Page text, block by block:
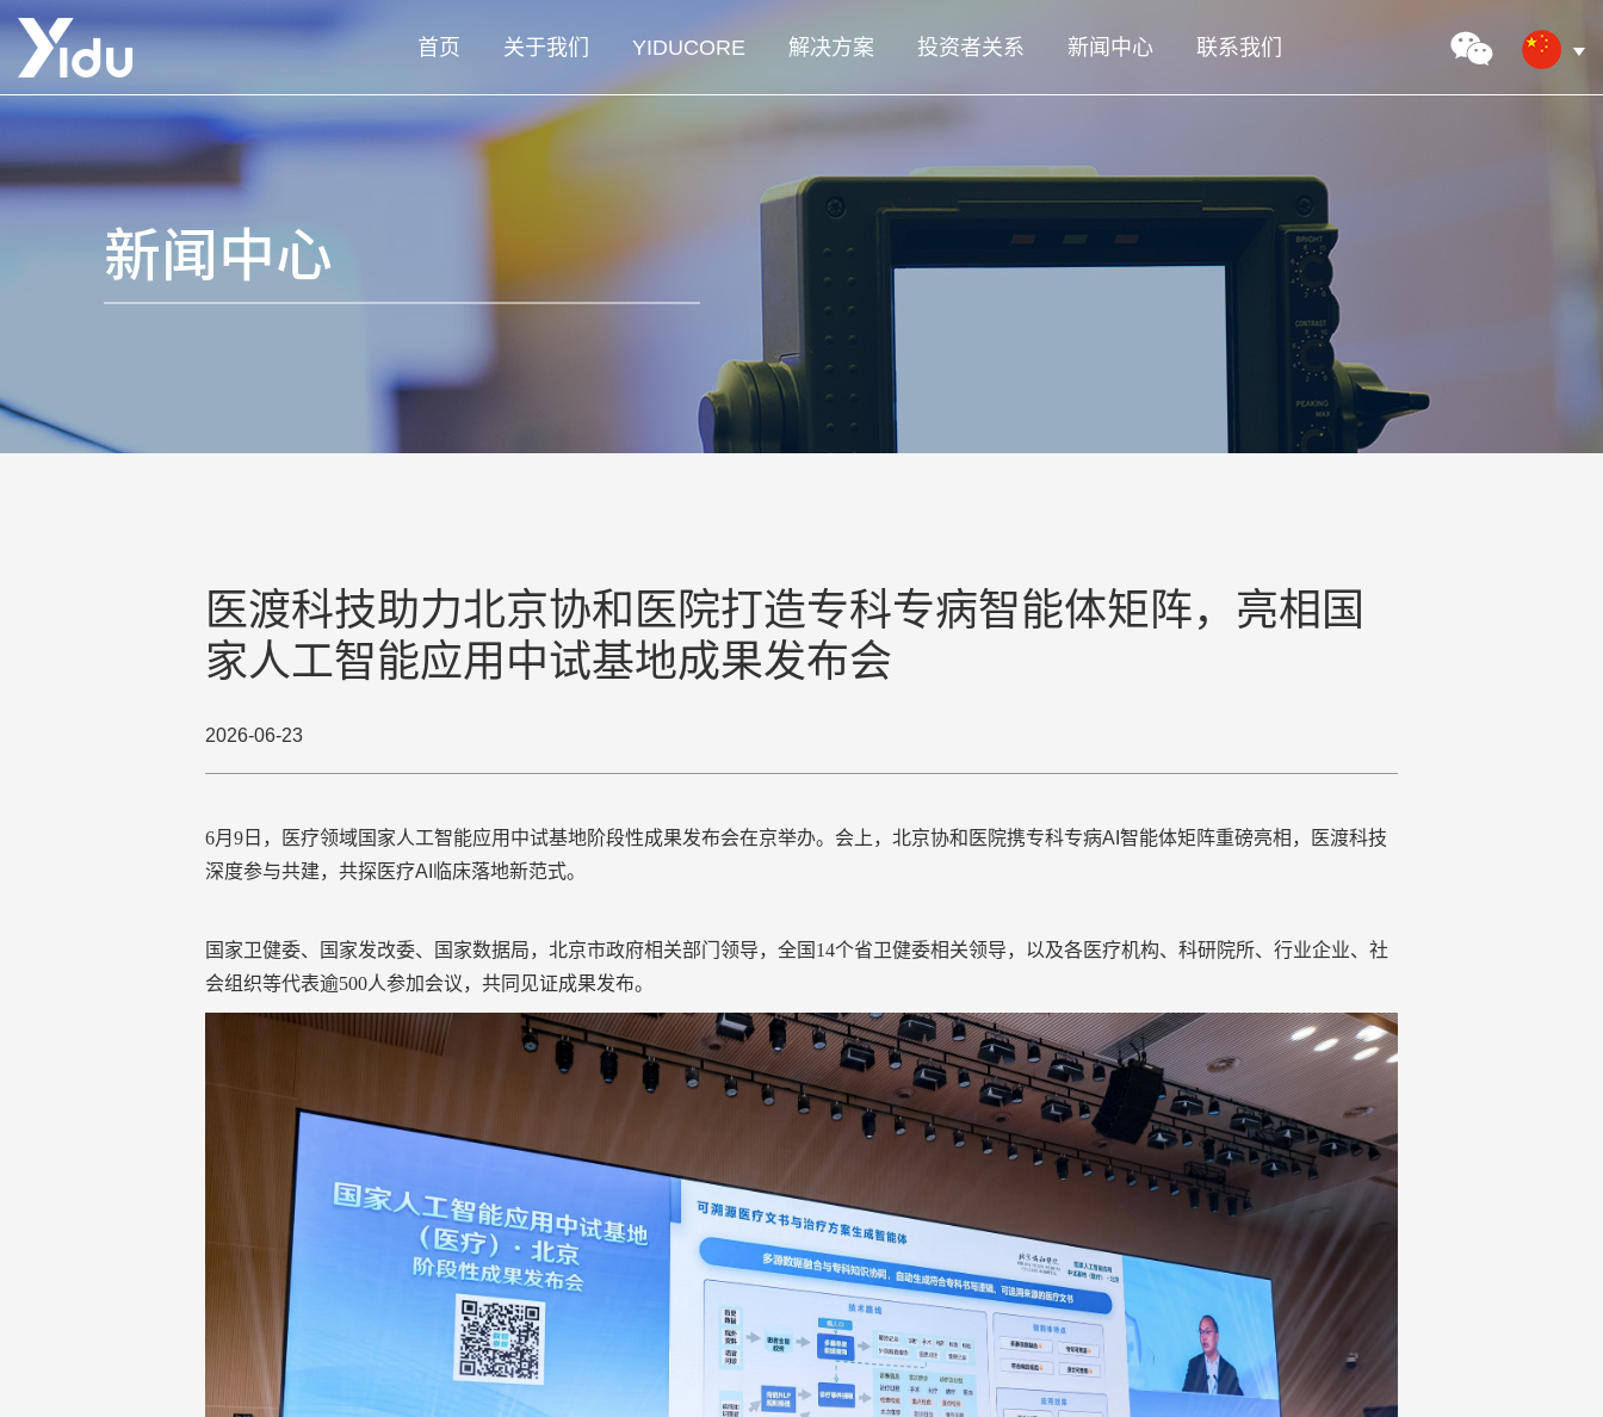
首页 关于我们 YIDUCORE 解决方案 投资者关系 新闻中心 联系我们
新闻中心
医渡科技助力北京协和医院打造专科专病智能体矩阵，亮相国
家人工智能应用中试基地成果发布会
2026-06-23
6月9日，医疗领域国家人工智能应用中试基地阶段性成果发布会在京举办。会上， 北京协和医院携专科专病AI智能体矩阵重磅亮相 ，
医渡科技
深度参与共建，共探医疗AI临床落地新范式。
国家卫健委、国家发改委、国家数据局，北京市政府相关部门领导，全国14个省卫健委相关领导，以及各医疗机构、科研院所、行业企业、社
会组织等代表逾500人参加会议，共同见证成果发布。